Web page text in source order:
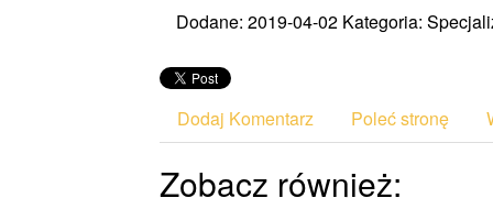
Dodane: 2019-04-02 Kategoria:
Dodaj Komentarz Poleć stronę
Zobacz również: